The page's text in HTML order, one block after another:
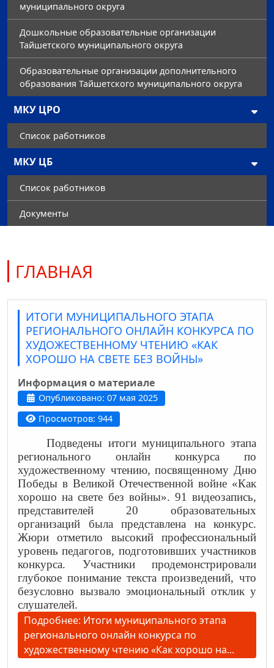
муниципального округа
Дошкольные образовательные организации
Тайшетского муниципального округа
Образовательные организации дополнительного
образования Тайшетского муниципального округа
МКУ ЦРО
Список работников
МКУ ЦБ
Список работников
Документы
ГЛАВНАЯ
ИТОГИ МУНИЦИПАЛЬНОГО ЭТАПА
РЕГИОНАЛЬНОГО ОНЛАЙН КОНКУРСА ПО
ХУДОЖЕСТВЕННОМУ ЧТЕНИЮ «КАК
ХОРОШО НА СВЕТЕ БЕЗ ВОЙНЫ»
Информация о материале
Опубликовано: 07 мая 2025
Просмотров: 944
Подведены итоги муниципального этапа
регионального онлайн конкурса по
художественному чтению, посвященному Дню
Победы в Великой Отечественной войне «Как
хорошо на свете без войны». 91 видеозапись,
представителей 20 образовательных
организаций была представлена на конкурс.
Жюри отметило высокий профессиональный
уровень педагогов, подготовивших участников
конкурса. Участники продемонстрировали
глубокое понимание текста произведений, что
безусловно вызвало эмоциональный отклик у
слушателей.
Подробнее: Итоги муниципального этапа
регионального онлайн конкурса по
художественному чтению «Как хорошо на...